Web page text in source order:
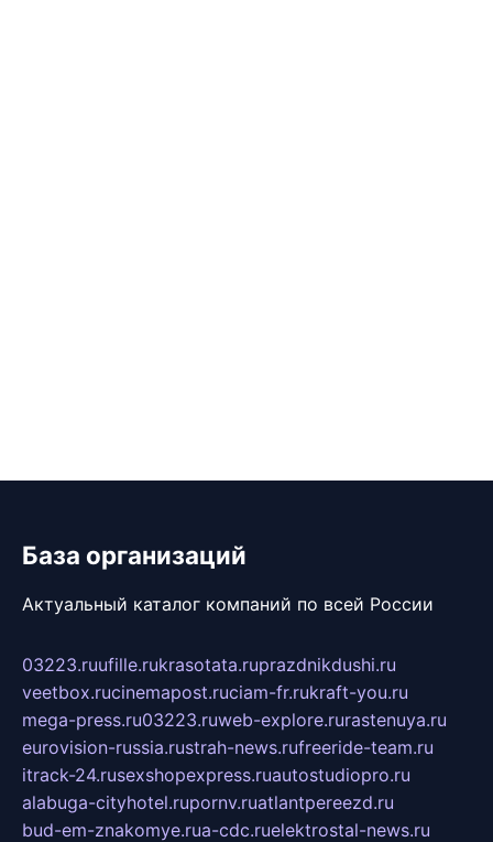
База организаций
Актуальный каталог компаний по всей России
03223.ruufille.rukrasotata.ruprazdnikdushi.ru
veetbox.rucinemapost.ruciam-fr.rukraft-you.ru
mega-press.ru03223.ruweb-explore.rurastenuya.ru
eurovision-russia.rustrah-news.rufreeride-team.ru
itrack-24.rusexshopexpress.ruautostudiopro.ru
alabuga-cityhotel.rupornv.ruatlantpereezd.ru
bud-em-znakomye.rua-cdc.ruelektrostal-news.ru